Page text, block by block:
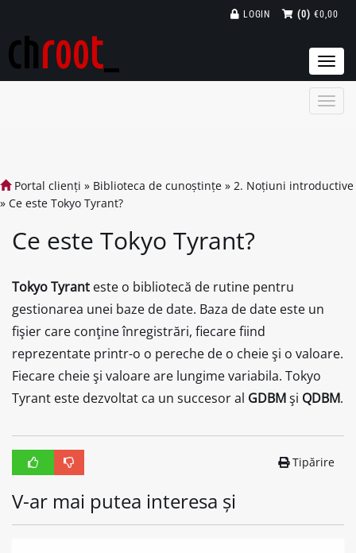
(0) €0,00
LOGIN
Portal clienți » Biblioteca de cunoștințe » 2. Noțiuni introductive
» Ce este Tokyo Tyrant?
Ce este Tokyo Tyrant?
Tokyo Tyrant este o bibliotecă de rutine pentru
gestionarea unei baze de date. Baza de date este un
fişier care conţine înregistrări, fiecare fiind
reprezentate printr-o o pereche de o cheie şi o valoare.
Fiecare cheie şi valoare are lungime variabila. Tokyo
Tyrant este dezvoltat ca un succesor al GDBMşi QDBM.
Tipărire
V-ar mai putea interesa și